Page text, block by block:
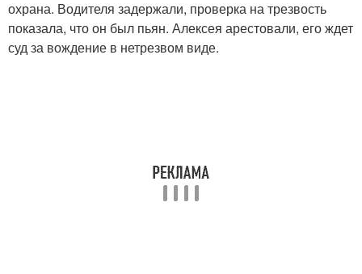
охрана. Водителя задержали, проверка на трезвость
показала, что он был пьян. Алексея арестовали, его ждет
суд за вождение в нетрезвом виде.